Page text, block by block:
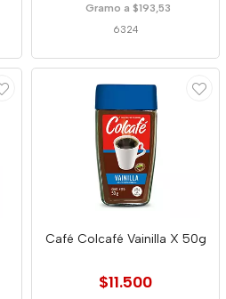
Gramo a $193,53
6324
Café Colcafé Vainilla X 50g
$11.500